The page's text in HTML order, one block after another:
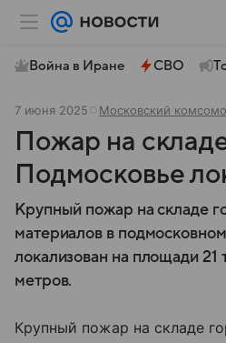
Война в Иране СВО
7 июня 2025 Московский
Пожар на
Подмосковье
Крупный пожар на складе
материалов в
локализован на площади 21
метров.
Крупный пожар на складе